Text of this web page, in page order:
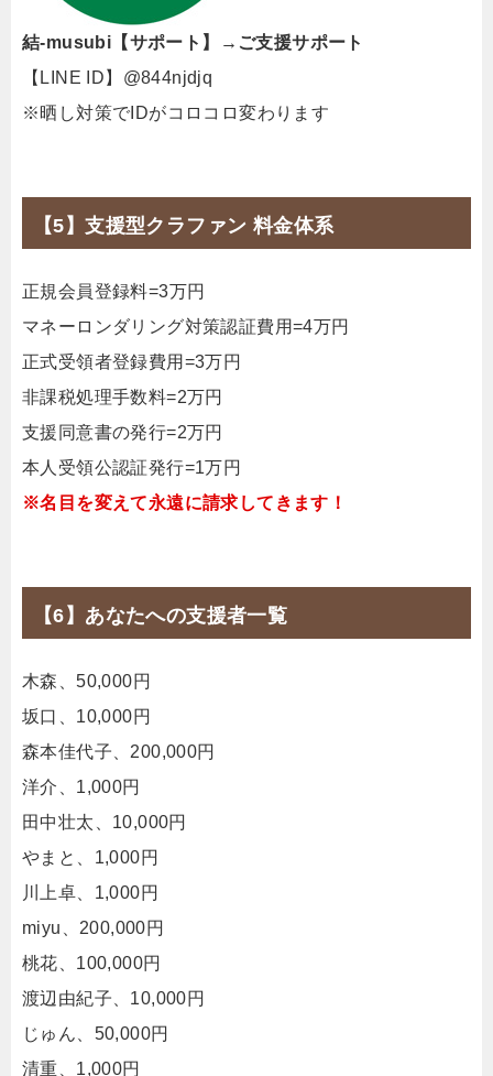
結-musubi【サポート】→ご支援サポート
【LINE ID】@844njdjq
※晒し対策でIDがコロコロ変わります
【5】支援型クラファン 料金体系
正規会員登録料=3万円
マネーロンダリング対策認証費用=4万円
正式受領者登録費用=3万円
非課税処理手数料=2万円
支援同意書の発行=2万円
本人受領公認証発行=1万円
※名目を変えて永遠に請求してきます！
【6】あなたへの支援者一覧
木森、50,000円
坂口、10,000円
森本佳代子、200,000円
洋介、1,000円
田中壮太、10,000円
やまと、1,000円
川上卓、1,000円
miyu、200,000円
桃花、100,000円
渡辺由紀子、10,000円
じゅん、50,000円
清重、1,000円